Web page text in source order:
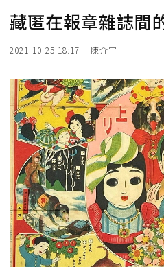
藏匿在報章雜誌間
2021-10-25 18:17 陳介宇